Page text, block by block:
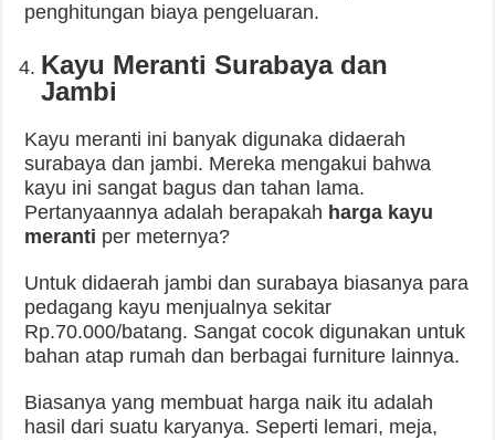
penghitungan biaya pengeluaran.
Kayu Meranti Surabaya dan
Jambi
Kayu meranti ini banyak digunaka didaerah
surabaya dan jambi. Mereka mengakui bahwa
kayu ini sangat bagus dan tahan lama.
Pertanyaannya adalah berapakah harga kayu
meranti per meternya?
Untuk didaerah jambi dan surabaya biasanya para
pedagang kayu menjualnya sekitar
Rp.70.000/batang. Sangat cocok digunakan untuk
bahan atap rumah dan berbagai furniture lainnya.
Biasanya yang membuat harga naik itu adalah
hasil dari suatu karyanya. Seperti lemari, meja,